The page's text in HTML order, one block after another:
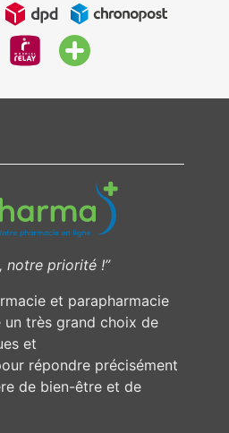
notre priorité !”
et parapharmacie
très grand choix de
et
répondre précisément
de bien-être et de